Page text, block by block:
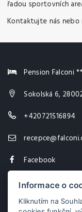
řadou sportovních
Kontaktujte nás nebo
Pension Falconi
Sokolská 6,
+420721516894
Facebook
Instagram
Informace o
Kliknutím na